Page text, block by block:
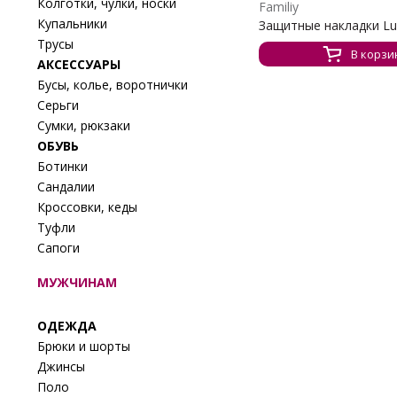
Купальники
Трусы
АКСЕССУАРЫ
Бусы, колье, воротнички
Серьги
Сумки, рюкзаки
ОБУВЬ
Ботинки
Сандалии
Кроссовки, кеды
Туфли
Сапоги
МУЖЧИНАМ
ОДЕЖДА
Брюки и шорты
Джинсы
Поло
Familiy
Защитные накладки
В